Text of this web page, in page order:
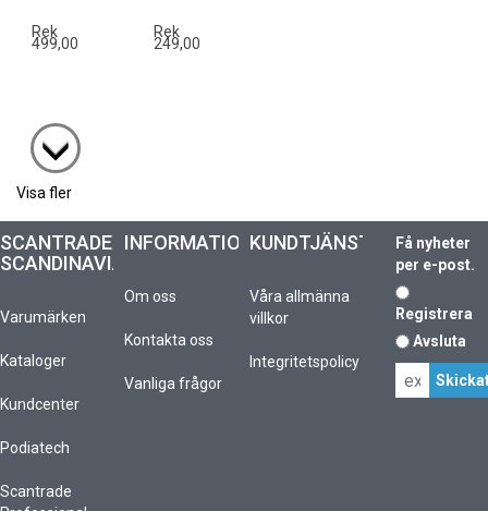
Rek
499,00
Rek
249,00
Visa fler
SCANTRADE
SCANDINAVIA
Varumärken
Kataloger
Kundcenter
Podiatech
Scantrade
INFORMATION
Om oss
Kontakta oss
Vanliga frågor
KUNDTJÄNST
Våra allmänna
villkor
Integritetspolicy
Få nyheter
per e-post.
Registrera
Avsluta